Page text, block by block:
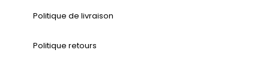
Politique de livraison
Politique retours